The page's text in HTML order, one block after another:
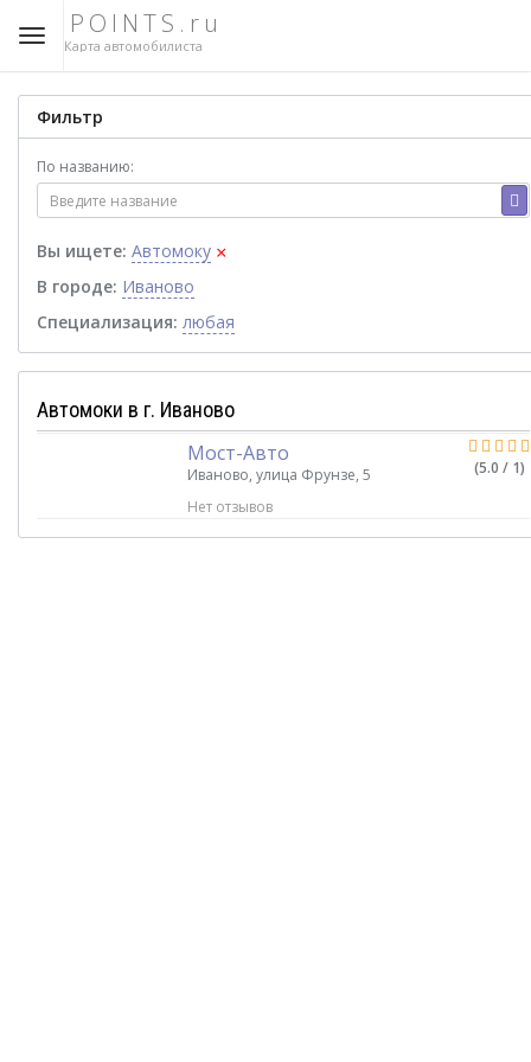
POINTS.ru
Карта автомобилиста
Фильтр
По названию:
Вы ищете: Автомоку ×
В городе: Иваново
Специализация: любая
Автомоки в г. Иваново
(5.0 / 1)
Мост-Авто
Иваново, улица Фрунзе, 5
Нет отзывов